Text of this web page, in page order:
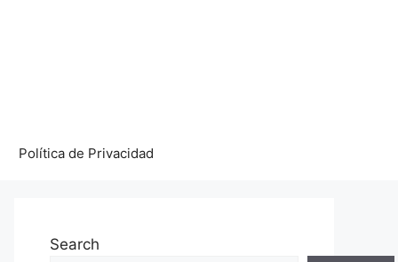
Política de Privacidad
Search